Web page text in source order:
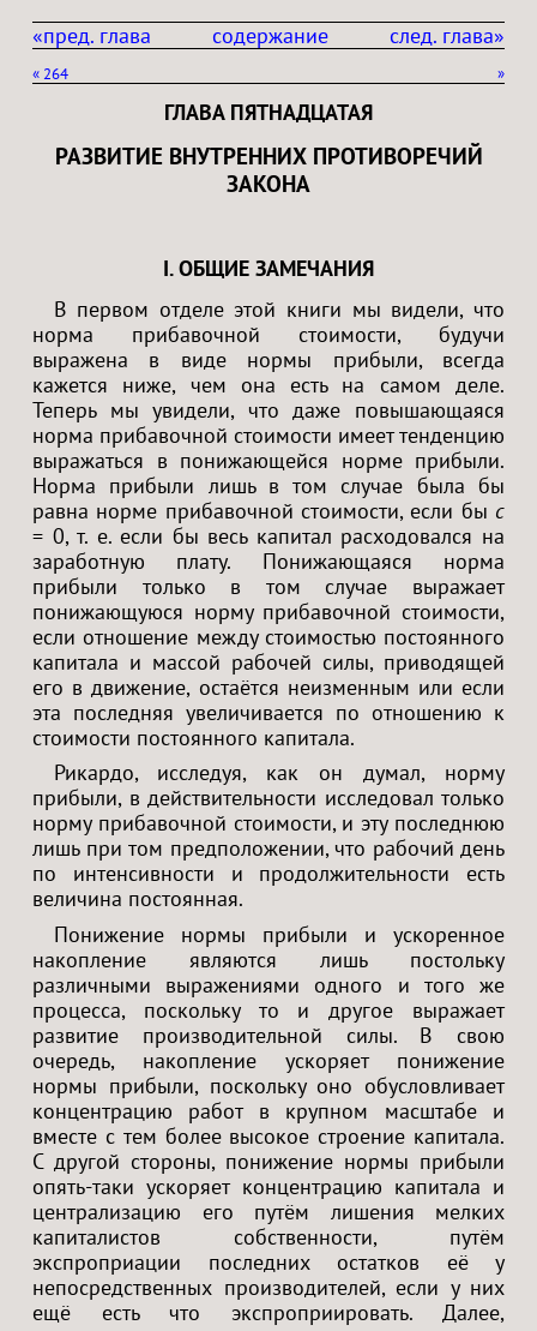
«пред. глава след. глава»
содержание
« »
264
ГЛАВА ПЯТНАДЦАТАЯ
РАЗВИТИЕ ВНУТРЕННИХ ПРОТИВОРЕЧИЙ
ЗАКОНА
I. ОБЩИЕ ЗАМЕЧАНИЯ
В первом отделе этой книги мы видели, что
норма прибавочной стоимости, будучи
выражена в виде нормы прибыли, всегда
кажется ниже, чем она есть на самом деле.
Теперь мы увидели, что даже повышающаяся
норма прибавочной стоимости имеет тенденцию
выражаться в понижающейся норме прибыли.
Норма прибыли лишь в том случае была бы
равна норме прибавочной стоимости, если бы c
= 0, т. е. если бы весь капитал расходовался на
заработную плату. Понижающаяся норма
прибыли только в том случае выражает
понижающуюся норму прибавочной стоимости,
если отношение между стоимостью постоянного
капитала и массой рабочей силы, приводящей
его в движение, остаётся неизменным или если
эта последняя увеличивается по отношению к
стоимости постоянного капитала.
Рикардо, исследуя, как он думал, норму
прибыли, в действительности исследовал только
норму прибавочной стоимости, и эту последнюю
лишь при том предположении, что рабочий день
по интенсивности и продолжительности есть
величина постоянная.
Понижение нормы прибыли и ускоренное
накопление являются лишь постольку
различными выражениями одного и того же
процесса, поскольку то и другое выражает
развитие производительной силы. В свою
очередь, накопление ускоряет понижение
нормы прибыли, поскольку оно обусловливает
концентрацию работ в крупном масштабе и
вместе с тем более высокое строение капитала.
С другой стороны, понижение нормы прибыли
опять-таки ускоряет концентрацию капитала и
централизацию его путём лишения мелких
капиталистов собственности, путём
экспроприации последних остатков её у
непосредственных производителей, если у них
ещё есть что экспроприировать. Далее,